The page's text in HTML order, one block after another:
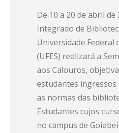
De 10 a 20 de abril de
Integrado de
Universidade Federal
(UFES) realizará a
aos Calouros,
estudantes ingressos
as normas das
Estudantes cujos
no campus de